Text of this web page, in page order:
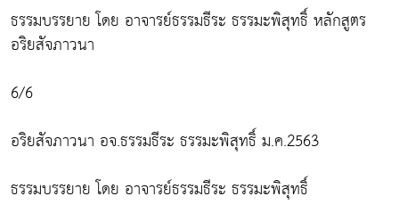
ธรรมบรรยาย โดย อาจารย์ธรรมธีระ ธรรมะพิสุทธิ์ หลักสูตร
อริยสัจภาวนา
6/6
อริยสัจภาวนา อจ.ธรรมธีระ ธรรมะพิสุทธิ์ ม.ค.2563
ธรรมบรรยาย โดย อาจารย์ธรรมธีระ ธรรมะพิสุทธิ์